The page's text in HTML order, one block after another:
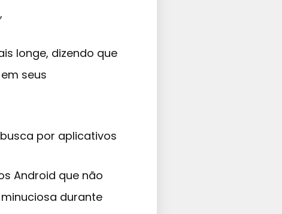
longe, dizendo que
seus
por aplicativos
Android que não
durante